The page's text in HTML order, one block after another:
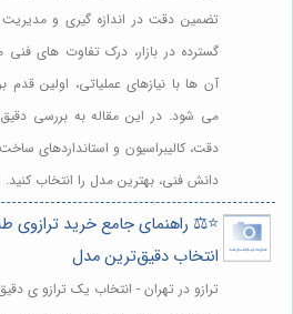
تضمین دقت در اندازه گیری و
گسترده در بازار، درک تفاوت های فنی
آن ها با نیازهای عملیاتی، اولین
می شود. در این مقاله به بررسی دقیق
دقت، کالیبراسیون و استانداردهای ساخت
دانش فنی، بهترین مدل را انتخاب
⭐️⚖️ راهنمای جامع خرید ترازوی
انتخاب دقیق‌ترین مدل
ترازو در تهران - انتخاب یک ترازو ی